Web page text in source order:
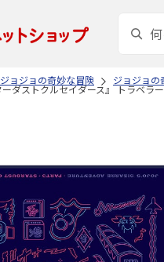
ジョジョの奇妙な冒険 ジョジョ
ダストクルセイダース』 トラベラ